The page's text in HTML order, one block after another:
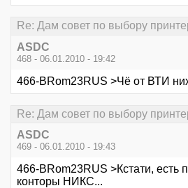
Re: Дам совет по выбору
ASDC
468 - 06.01.2010 - 19:42
466-BRom23RUS >Чё от ВТИ
Re: Дам совет по выбору
ASDC
469 - 06.01.2010 - 19:43
466-BRom23RUS >Кстати, есть
конторы НИКС...